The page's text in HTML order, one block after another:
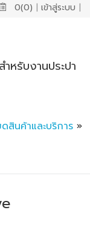
0(0) | เข้าสู่ระบบ |
หรับงานประปา
ดสินค้าและบริการ »